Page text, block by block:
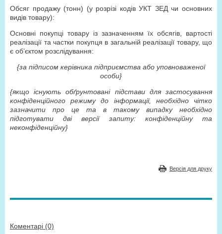
Обсяг продажу (тонн) (у розрізі кодів УКТ ЗЕД чи основних
видів товару):
Основні покупці товару із зазначенням їх обсягів, вартості
реалізації та частки покупця в загальній реалізації товару, що
є об’єктом розслідування:
{за підписом керівника підприємства або уповноваженої
особи}
{якщо існують обґрунтовані підстави для застосування
конфіденційного режиму до інформації, необхідно чітко
зазначити про це та в такому випадку необхідно
підготувати дві версії запиту: конфіденційну та
неконфіденційну}
Версія для друку
Коментарі (0)